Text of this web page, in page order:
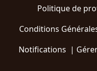
Politique de
Conditions
Notifications |